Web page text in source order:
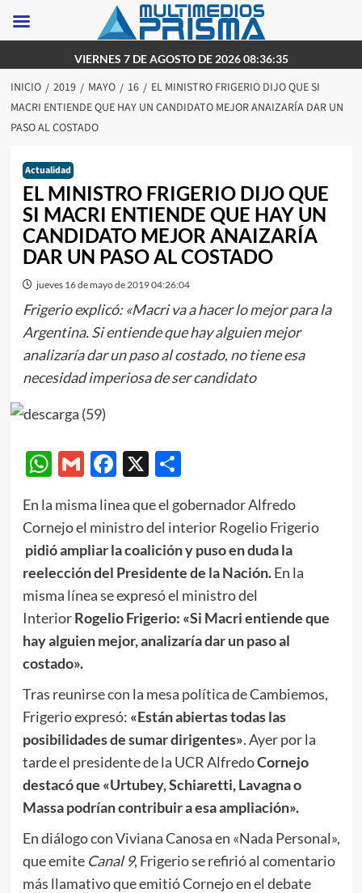
al
contenido
VIERNES 7 DE AGOSTO DE 2026 08:36:35
INICIO 2019 MAYO 16
EL MINISTRO FRIGERIO DIJO QUE SI
MACRI ENTIENDE QUE HAY UN CANDIDATO MEJOR ANAIZARÍA DAR UN
PASO AL COSTADO
Actualidad
EL MINISTRO FRIGERIO DIJO QUE
SI MACRI ENTIENDE QUE HAY UN
CANDIDATO MEJOR ANAIZARÍA
DAR UN PASO AL COSTADO
jueves 16 de mayo de 2019 04:26:04
Frigerio explicó: «Macri va a hacer lo mejor para la
Argentina. Si entiende que hay alguien mejor
analizaría dar un paso al costado, no tiene esa
necesidad imperiosa de ser candidato
WhatsApp
GmailFacebook
X Compartir
En la misma linea que el gobernador Alfredo
Cornejo el ministro del interior Rogelio Frigerio
pidió ampliar la coalición y puso en duda la
reelección del Presidente de la Nación.En la
misma línea se expresó el ministro del
InteriorRogelio Frigerio: «Si Macri entiende que
hay alguien mejor, analizaría dar un paso al
costado».
Tras reunirse con la mesa política de Cambiemos,
Frigerio expresó: «Están abiertas todas las
posibilidades de sumar dirigentes». Ayer por la
tarde el presidente de la UCR AlfredoCornejo
destacó que «Urtubey, Schiaretti, Lavagna o
Massa podrían contribuir a esa ampliación».
En diálogo con Viviana Canosa en «Nada Personal»,
que emite Canal 9, Frigerio se refirió al comentario
más llamativo que emitió Cornejo en el debate